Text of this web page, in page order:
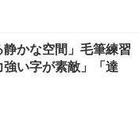
かな空間」毛筆練習
い字が素敵」「達